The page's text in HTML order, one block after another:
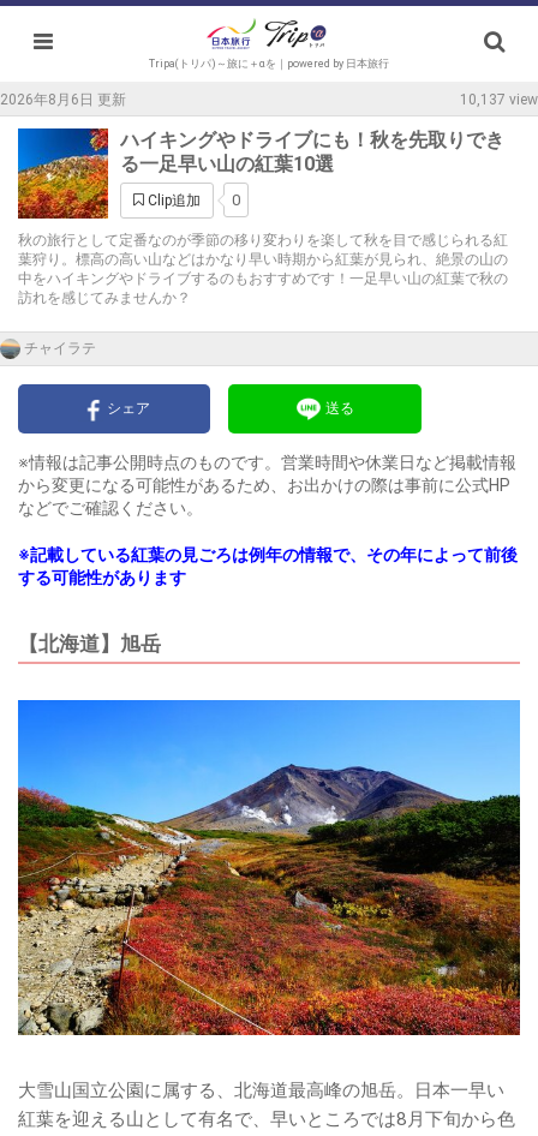
Tripa(トリパ)～旅に＋αを｜powered by 日本旅行
2026年8月6日 更新 10,137 view
ハイキングやドライブにも！秋を先取りでき
る一足早い山の紅葉10選
Clip追加 0
秋の旅行として定番なのが季節の移り変わりを楽して秋を目で感じられる紅
葉狩り。標高の高い山などはかなり早い時期から紅葉が見られ、絶景の山の
中をハイキングやドライブするのもおすすめです！一足早い山の紅葉で秋の
訪れを感じてみませんか？
チャイラテ
シェア 送る
※情報は記事公開時点のものです。営業時間や休業日など掲載情報
から変更になる可能性があるため、お出かけの際は事前に公式HP
などでご確認ください。
※記載している紅葉の見ごろは例年の情報で、その年によって前後
する可能性があります
【北海道】旭岳
大雪山国立公園に属する、北海道最高峰の旭岳。日本一早い
紅葉を迎える山として有名で、早いところでは8月下旬から色